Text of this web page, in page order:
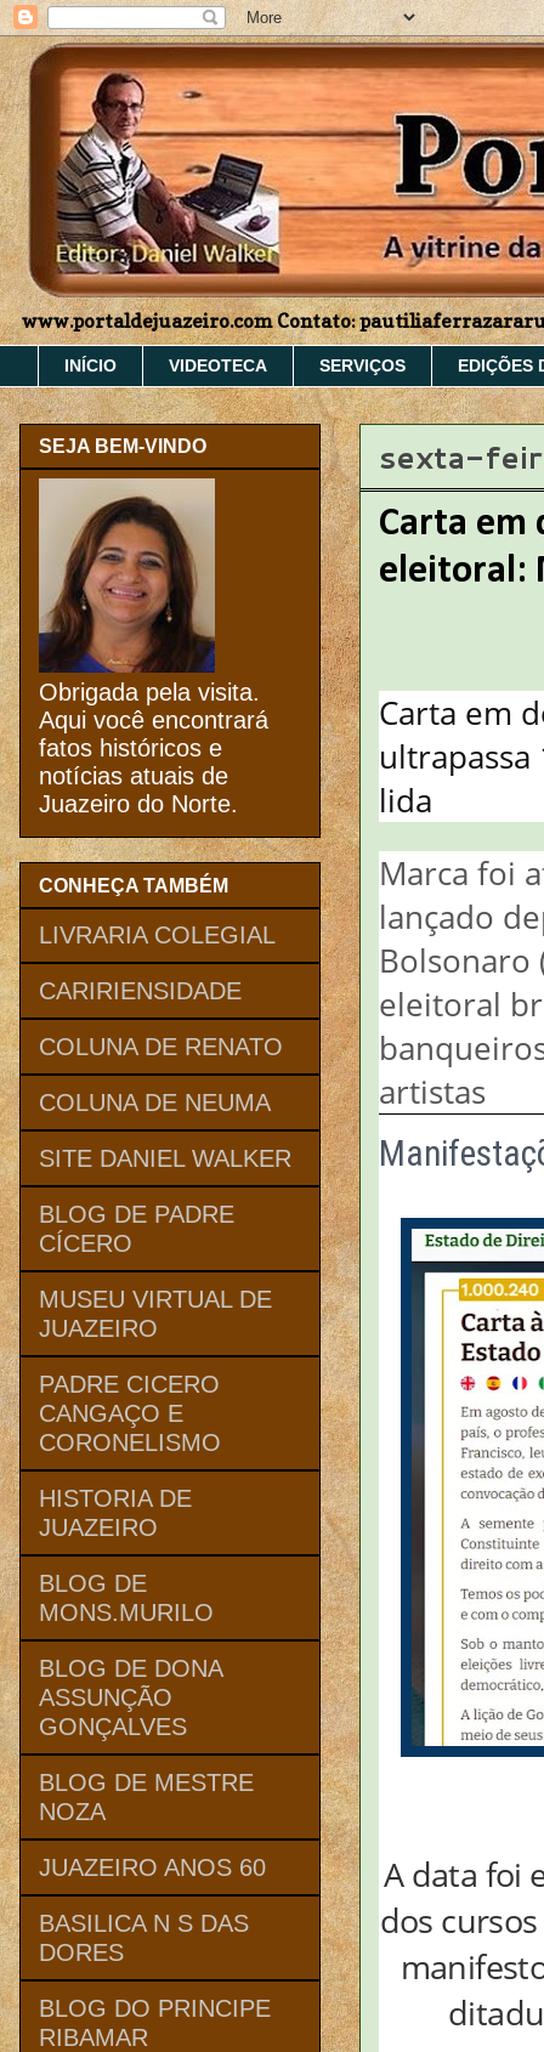
www.portaldejuazeiro.com Contato:
INÍCIO VIDEOTECA SERVIÇOS EDIÇÕES
sexta-
Carta em
eleitoral:
Carta em
lida
Marca foi
lançado
Bolsonaro
eleitoral
artistas
A data foi
dos
SEJA BEM-VINDO
Obrigada pela visita.
Aqui você encontrará
fatos históricos e
notícias atuais de
Juazeiro do Norte.
CONHEÇA TAMBÉM
LIVRARIA COLEGIAL
CARIRIENSIDADE
COLUNA DE RENATO
COLUNA DE NEUMA
SITE DANIEL WALKER
BLOG DE PADRE
CÍCERO
MUSEU VIRTUAL DE
JUAZEIRO
PADRE CICERO
CANGAÇO E
CORONELISMO
HISTORIA DE
JUAZEIRO
BLOG DE
MONS.MURILO
BLOG DE DONA
ASSUNÇÃO
GONÇALVES
BLOG DE MESTRE
NOZA
JUAZEIRO ANOS 60
BASILICA N S DAS
DORES
BLOG DO PRINCIPE
RIBAMAR